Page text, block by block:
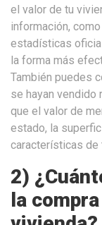
el valor de tu
información,
estadísticas
la forma más
También puedes
se hayan vendido
que el valor de
estado, la
características de
2)
la